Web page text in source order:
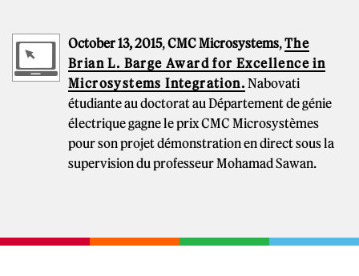
October 13, 2015,CMC Microsystems,The
Brian L. Barge Award for Excellence in
Microsystems Integration. Nabovati
étudiante au doctorat au Département de génie
électrique gagne le prix CMC Microsystèmes
pour son projet démonstration en direct sous la
supervision du professeur Mohamad Sawan.